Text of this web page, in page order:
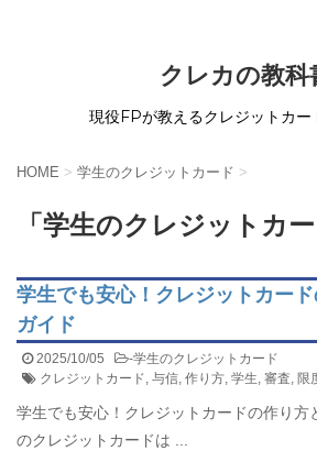
クレカの教科
現役FPが教えるクレジットカー
HOME > 学生のクレジットカード >
「学生のクレジットカ
学生でも安心！クレジットカー
ガイド
2025/10/05 -学生のクレジットカード
クレジットカード, 与信, 作り方, 学生, 審査, 限
学生でも安心！クレジットカードの作り方
のクレジットカードは ...